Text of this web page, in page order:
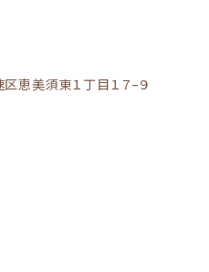
恵美須東１丁目１７−９